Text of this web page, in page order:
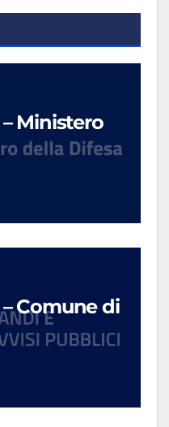
Ministero
Comune di